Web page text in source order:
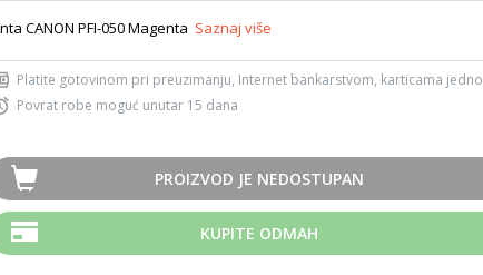
CANON PFI-050 Magenta Saznaj više
Platite gotovinom pri preuzimanju, Internet bankarstvom, karticama
Povrat robe moguć unutar 15 dana
PROIZVOD JE NEDOSTUPAN
KUPITE ODMAH